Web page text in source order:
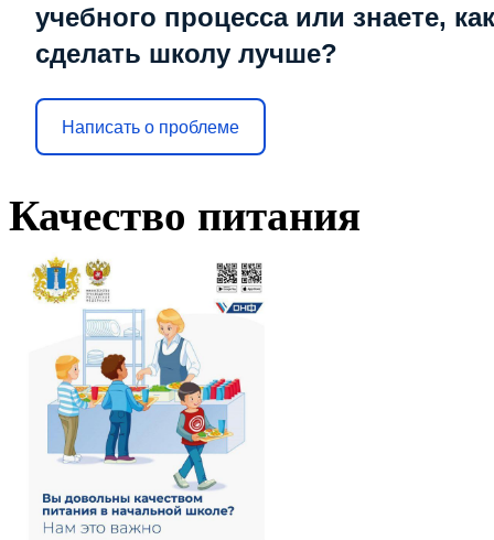
учебного процесса или знаете, как
сделать школу лучше?
Написать о проблеме
Качество питания